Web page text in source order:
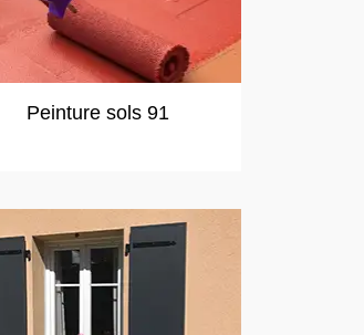
Peinture sols 91